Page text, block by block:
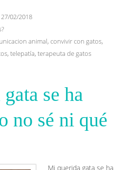
27/02/2018
animal, convivir con gatos,
, telepatía, terapeuta de gatos
se ha
no sé ni qué
Mi querida gata se ha